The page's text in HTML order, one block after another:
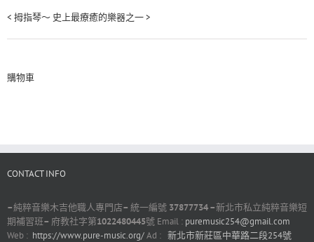
< 拇指琴～ 史上最療癒的樂器之一 >
購物車
CONTACT INFO
–純粹音樂木吉他職人專門店– 統一編號 37877734 –新北市私立純粹音樂短
期補習班– 府教社字第1022480445號 Email : puremusic254@gmail.com
Web : https://www.pure-music.org/Ad : 新北市新莊區中華路二段254號